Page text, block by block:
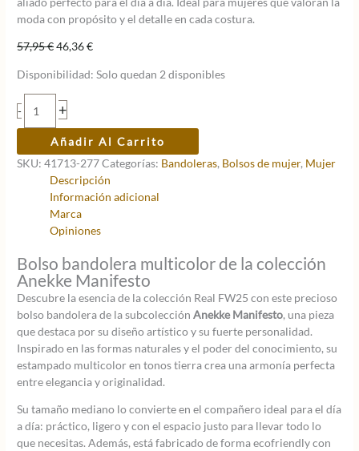
moda con propósito y el detalle en cada costura.
57,95€El
original
era:
57,95 €.
46,36€El
actual
Disponibilidad: Solo quedan 2 disponibles
-
Bandolera
con
de
mano
Anekke
Manifesto
cantidad
+
Añadir Al Carrito
SKU:41713-277Categorías: Bandoleras, Bolsos de mujer, Mujer
Descripción
Información adicional
Marca
Opiniones
Bolso bandolera multicolor de la colección
Anekke Manifesto
Descubre la esencia de la colección Real FW25 con este precioso
bolso bandolera de la subcolecciónAnekke Manifesto, una pieza
que destaca por su diseño artístico y su fuerte personalidad.
Inspirado en las formas naturales y el poder del conocimiento, su
estampado multicolor en tonos tierra crea una armonía perfecta
entre elegancia y originalidad.
Su tamaño mediano lo convierte en el compañero ideal para el día
a día: práctico, ligero y con el espacio justo para llevar todo lo
que necesitas. Además, está fabricado de forma ecofriendly con